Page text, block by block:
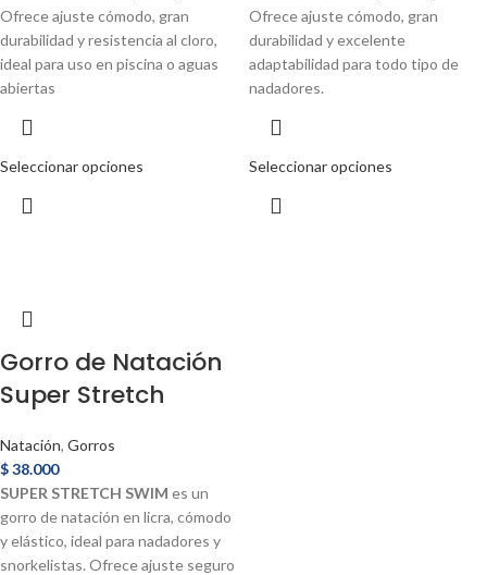
Ofrece ajuste cómodo, gran
durabilidad y resistencia al cloro,
ideal para uso en piscina o aguas
abiertas
Seleccionar opciones
Ofrece ajuste cómodo, gran
durabilidad y excelente
adaptabilidad para todo tipo de
nadadores.
Seleccionar opciones
Gorro de Natación
Super Stretch
Natación, Gorros
$38.000
SUPER STRETCH SWIM es un
gorro de natación en licra, cómodo
y elástico, ideal para nadadores y
snorkelistas. Ofrece ajuste seguro